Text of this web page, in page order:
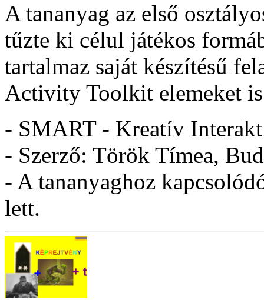
A tananyag az első
tűzte ki célul játékos
tartalmaz saját készítésű
Activity Toolkit elemeket
- SMART - Kreatív
- Szerző: Török Tímea,
- A tananyaghoz
lett.